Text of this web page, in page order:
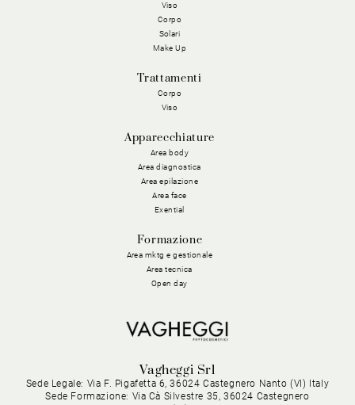
Viso
Corpo
Solari
Make Up
Trattamenti
Corpo
Viso
Apparecchiature
Area body
Area diagnostica
Area epilazione
Area face
Exential
Formazione
Area mktg e gestionale
Area tecnica
Open day
Vagheggi Srl
Sede Legale: Via F. Pigafetta 6, 36024 Castegnero Nanto (VI) Italy
Sede Formazione: Via Cà Silvestre 35, 36024 Castegnero